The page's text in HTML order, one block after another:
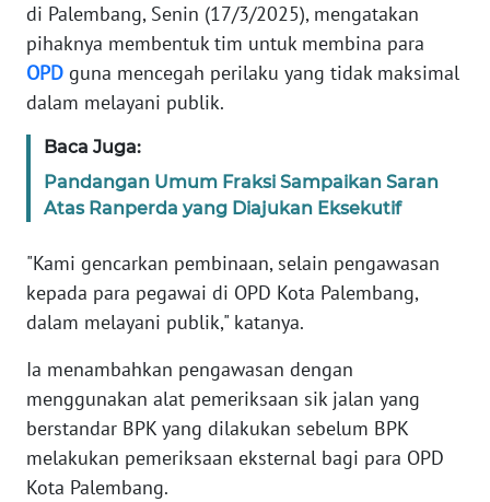
di Palembang, Senin (17/3/2025), mengatakan
pihaknya membentuk tim untuk membina para
OPD guna mencegah perilaku yang tidak maksimal
dalam melayani publik.
Baca Juga:
Pandangan Umum Fraksi Sampaikan Saran
Atas Ranperda yang Diajukan Eksekutif
"Kami gencarkan pembinaan, selain pengawasan
kepada para pegawai di OPD Kota Palembang,
dalam melayani publik," katanya.
Ia menambahkan pengawasan dengan
menggunakan alat pemeriksaan sik jalan yang
berstandar BPK yang dilakukan sebelum BPK
melakukan pemeriksaan eksternal bagi para OPD
Kota Palembang.
Wahana
News
Regional
SUMUT
WN
WN
JABAR
WN
BANTEN
WN